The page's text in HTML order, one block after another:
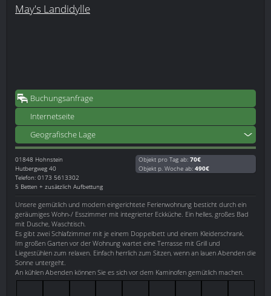
May's Landidylle
Buchungsanfrage
Internetseite
Geografische Lage
01848 Hohnstein
Hutbergweg 40
Telefon: 0173 5613302
5 Betten + zusätzlich Aufbettung
Objekt pro Tag ab: 70€
Objekt p. Woche ab: 490€
Unsere gemütlich und modern eingerichtete Ferienwohnung besticht durch ein
geräumiges Wohn-/ Esszimmer mit integrierter Eckküche. Ein helles, großes Bad
mit Dusche, Waschtisch.
Es gibt zwei Schlafzimmer mit je einem Doppelbett und einem Kleiderschrank.
Im großen Garten vor der Wohnung wartet eine Terrasse mit Grill und
Liegestühlen zum relaxen. Einfach herrlich zum Sitzen, wenn an lauen Abenden die
Sonne untergeht.
An kühlen Abenden können Sie es sich vor dem Kaminofen gemütlich machen.